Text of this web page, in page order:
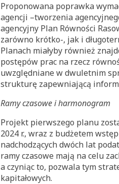
Proponowana poprawka
agencji –tworzenia
agencyjny Plan Równości
zarówno krótko-, jak i
Planach miałyby również
postępów prac na rzecz
uwzględniane w dwuletnim
strukturę zapewniającą
Ramy czasowe i harmonogram
Projekt pierwszego planu
2024 r., wraz z budżetem
nadchodzących dwóch lat
ramy czasowe mają na celu
a czyniąc to, pozwala tym
kapitałowych.